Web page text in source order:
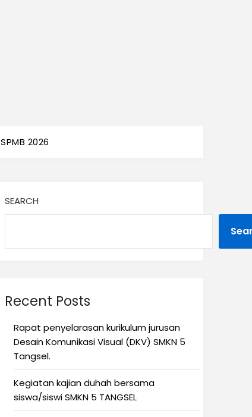
SPMB 2026
SEARCH
Recent Posts
Rapat penyelarasan kurikulum jurusan
Desain Komunikasi Visual (DKV) SMKN 5
Tangsel.
Kegiatan kajian duhah bersama
siswa/siswi SMKN 5 TANGSEL